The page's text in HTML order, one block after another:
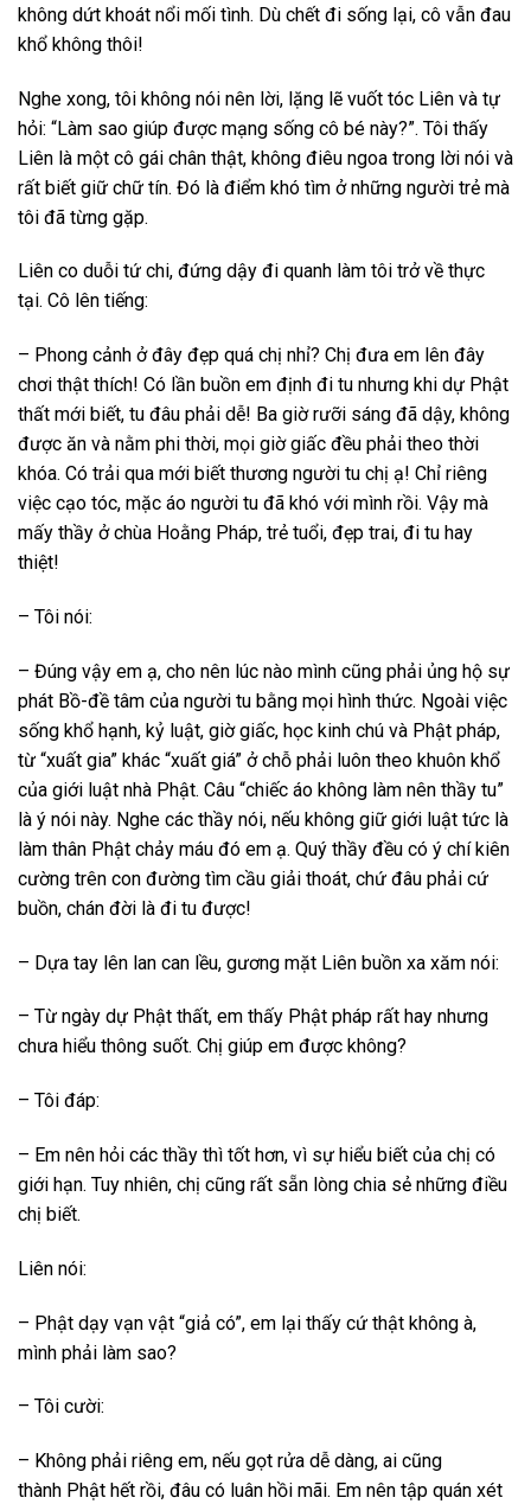
không dứt khoát nổi mối tình. Dù chết đi sống lại, cô vẫn đau
khổ không thôi!
Nghe xong, tôi không nói nên lời, lặng lẽ vuốt tóc Liên và tự
hỏi: “Làm sao giúp được mạng sống cô bé này?”. Tôi thấy
Liên là một cô gái chân thật, không điêu ngoa trong lời nói và
rất biết giữ chữ tín. Đó là điểm khó tìm ở những người trẻ mà
tôi đã từng gặp.
Liên co duỗi tứ chi, đứng dậy đi quanh làm tôi trở về thực
tại. Cô lên tiếng:
– Phong cảnh ở đây đẹp quá chị nhỉ? Chị đưa em lên đây
chơi thật thích! Có lần buồn em định đi tu nhưng khi dự Phật
thất mới biết, tu đâu phải dễ! Ba giờ rưỡi sáng đã dậy, không
được ăn và nằm phi thời, mọi giờ giấc đều phải theo thời
khóa. Có trải qua mới biết thương người tu chị ạ! Chỉ riêng
việc cạo tóc, mặc áo người tu đã khó với mình rồi. Vậy mà
mấy thầy ở chùa Hoằng Pháp, trẻ tuổi, đẹp trai, đi tu hay
thiệt!
– Tôi nói:
– Đúng vậy em ạ, cho nên lúc nào mình cũng phải ủng hộ sự
phát Bồ-đề tâm của người tu bằng mọi hình thức. Ngoài việc
sống khổ hạnh, kỷ luật, giờ giấc, học kinh chú và Phật pháp,
từ “xuất gia” khác “xuất giá” ở chỗ phải luôn theo khuôn khổ
của giới luật nhà Phật. Câu “chiếc áo không làm nên thầy tu”
là ý nói này. Nghe các thầy nói, nếu không giữ giới luật tức là
làm thân Phật chảy máu đó em ạ. Quý thầy đều có ý chí kiên
cường trên con đường tìm cầu giải thoát, chứ đâu phải cứ
buồn, chán đời là đi tu được!
– Dựa tay lên lan can lều, gương mặt Liên buồn xa xăm nói:
– Từ ngày dự Phật thất, em thấy Phật pháp rất hay nhưng
chưa hiểu thông suốt. Chị giúp em được không?
– Tôi đáp:
– Em nên hỏi các thầy thì tốt hơn, vì sự hiểu biết của chị có
giới hạn. Tuy nhiên, chị cũng rất sẵn lòng chia sẻ những điều
chị biết.
Liên nói:
– Phật dạy vạn vật “giả có”, em lại thấy cứ thật không à,
mình phải làm sao?
– Tôi cười:
– Không phải riêng em, nếu gọt rửa dễ dàng, ai cũng
thành Phật hết rồi, đâu có luân hồi mãi. Em nên tập quán xét